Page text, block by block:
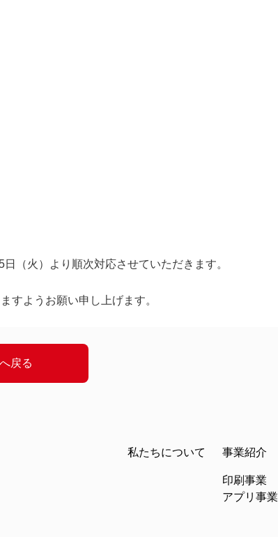
（火）より順次対応させていただきます。
すようお願い申し上げます。
戻る
私たちについて 事業紹介
印刷事業
アプリ事業